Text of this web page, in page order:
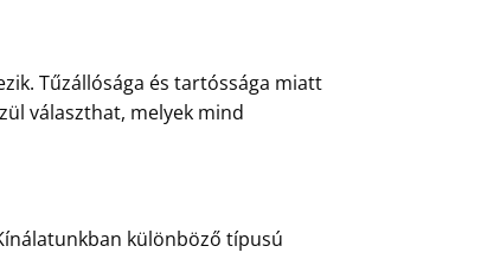
Tűzállósága és tartóssága miatt
választhat, melyek mind
különböző típusú